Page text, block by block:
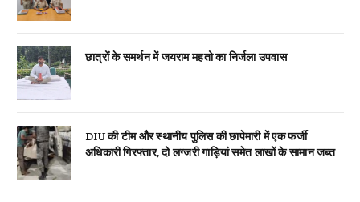
छात्रों के समर्थन में जयराम महतो का निर्जला उपवास
DIU की टीम और स्थानीय पुलिस की छापेमारी में एक फर्जी
अधिकारी गिरफ्तार, दो लग्जरी गाड़ियां समेत लाखों के सामान जब्त